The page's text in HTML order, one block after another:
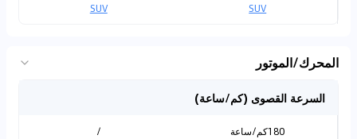
SUV
SUV
المحرك/الموتور
السرعة القصوى (كم/ساعة)
180كم/ساعة /